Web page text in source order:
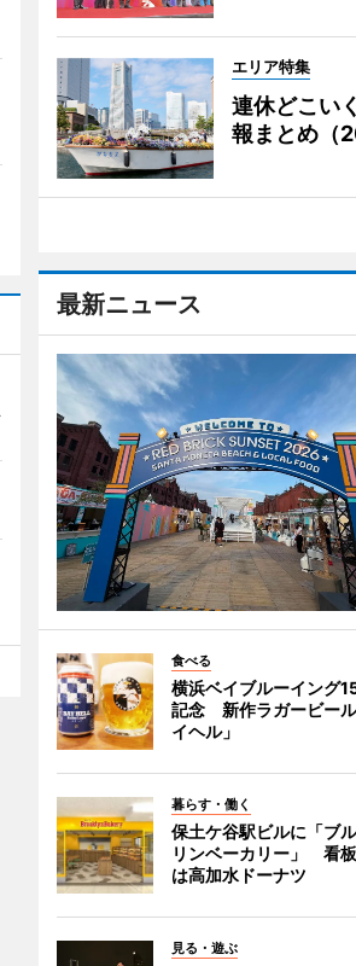
エリア特集
連休どこい
報まとめ（
最新ニュース
食べる
横浜ベイブルーイング
記念 新作ラガービー
イヘル」
暮らす・働く
保土ケ谷駅ビルに「ブ
リンベーカリー」 看
は高加水ドーナツ
見る・遊ぶ